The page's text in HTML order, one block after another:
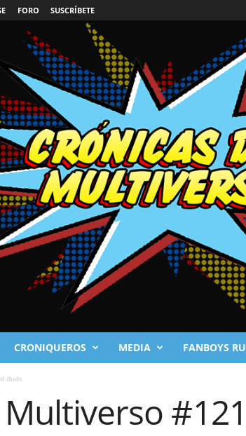
FORO SUSCRÍBETE
CRONIQUEROS MEDIA FANBOYS
duds